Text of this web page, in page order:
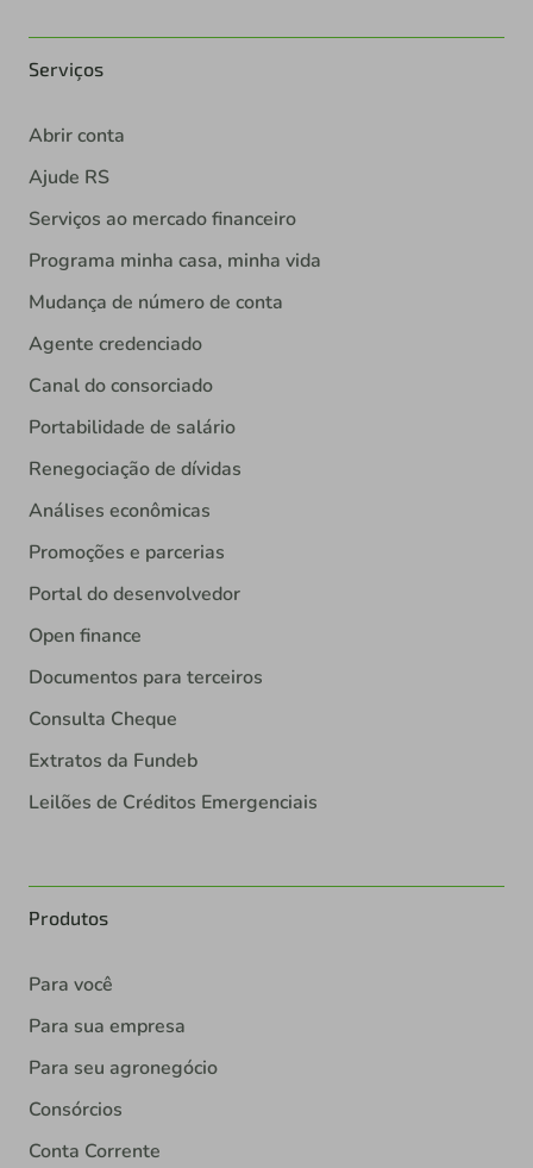
Serviços
Abrir conta
Ajude RS
Serviços ao mercado financeiro
Programa minha casa, minha vida
Mudança de número de conta
Agente credenciado
Canal do consorciado
Portabilidade de salário
Renegociação de dívidas
Análises econômicas
Promoções e parcerias
Portal do desenvolvedor
Open finance
Documentos para terceiros
Consulta Cheque
Extratos da Fundeb
Leilões de Créditos Emergenciais
Produtos
Para você
Para sua empresa
Para seu agronegócio
Consórcios
Conta Corrente